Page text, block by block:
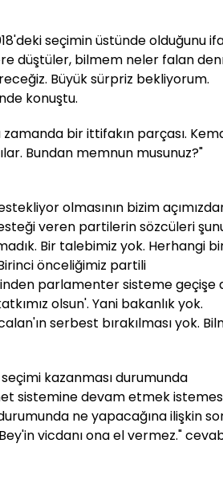
seçimin üstünde olduğunu
düştüler, bilmem neler falan
Büyük sürpriz bekliyorum.
konuştu.
zamanda bir ittifakın parçası.
Bundan memnun musunuz?"
olmasının bizim
veren partilerin sözcüleri
Bir talebimiz yok. Herhangi
önceliğimiz partili
parlamenter sisteme geçişe
olsun'. Yani bakanlık yok.
serbest bırakılması yok.
kazanması durumunda
sistemine devam etmek
ne yapacağına ilişkin
vicdanı ona el vermez."